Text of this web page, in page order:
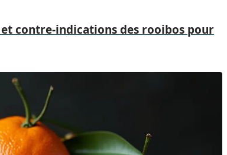
contre-indications des rooibos pour